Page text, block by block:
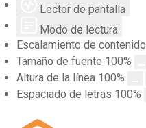
Lector de pantalla
Modo de lectura
Escalamiento de contenido
Tamaño de fuente 100%
Altura de la línea 100%
Espaciado de letras 100%